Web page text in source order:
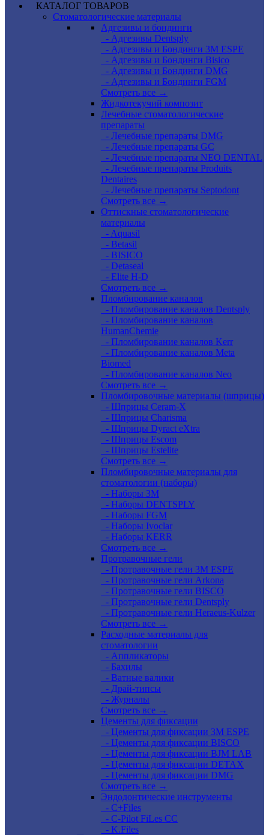
КАТАЛОГ ТОВАРОВ
Стоматологические материалы
Адгезивы и бондинги
- Адгезивы Dentsply
- Адгезивы и Бондинги 3M ESPE
- Адгезивы и Бондинги Bisico
- Адгезивы и Бондинги DMG
- Адгезивы и Бондинги FGM
Смотреть все →
Жидкотекучий композит
Лечебные стоматологические
препараты
- Лечебные препараты DMG
- Лечебные препараты GC
- Лечебные препараты NEO DENTAL
- Лечебные препараты Produits
Dentaires
- Лечебные препараты Septodont
Смотреть все →
Оттискные стоматологические
материалы
- Aquasil
- Betasil
- BISICO
- Detaseal
- Elite H-D
Смотреть все →
Пломбирование каналов
- Пломбирование каналов Dentsply
- Пломбирование каналов
HumanChemie
- Пломбирование каналов Kerr
- Пломбирование каналов Meta
Biomed
- Пломбирование каналов Neo
Смотреть все →
Пломбировочные материалы (шприцы)
- Шприцы Ceram-X
- Шприцы Charisma
- Шприцы Dyract eXtra
- Шприцы Escom
- Шприцы Estelite
Смотреть все →
Пломбировочные материалы для
стоматологии (наборы)
- Наборы 3М
- Наборы DENTSPLY
- Наборы FGM
- Наборы Ivoclar
- Наборы KERR
Смотреть все →
Протравочные гели
- Протравочные гели 3М ESPE
- Протравочные гели Arkona
- Протравочные гели BISCO
- Протравочные гели Dentsply
- Протравочные гели Heraeus-Kulzer
Смотреть все →
Расходные материалы для
стоматологии
- Аппликаторы
- Бахилы
- Ватные валики
- Драй-типсы
- Журналы
Смотреть все →
Цементы для фиксации
- Цементы для фиксации 3M ESPE
- Цементы для фиксации BISCO
- Цементы для фиксации BJM LAB
- Цементы для фиксации DETAX
- Цементы для фиксации DMG
Смотреть все →
Эндодонтические инструменты
- C+Files
- C-Pilot FiLes CC
- K.Files